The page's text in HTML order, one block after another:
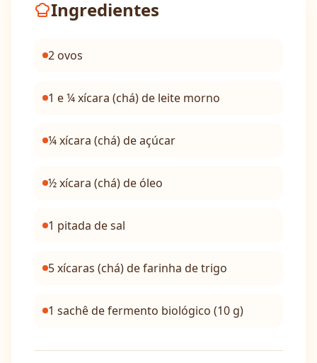
Ingredientes
2 ovos
1 e ¼ xícara (chá) de leite morno
¼ xícara (chá) de açúcar
½ xícara (chá) de óleo
1 pitada de sal
5 xícaras (chá) de farinha de trigo
1 sachê de fermento biológico (10 g)